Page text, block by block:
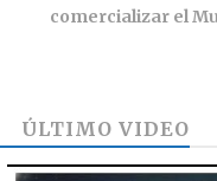
comercializar el
ÚLTIMO VIDEO